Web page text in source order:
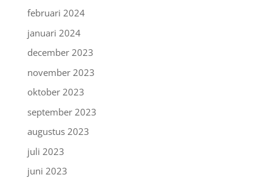
februari 2024
januari 2024
december 2023
november 2023
oktober 2023
september 2023
augustus 2023
juli 2023
juni 2023